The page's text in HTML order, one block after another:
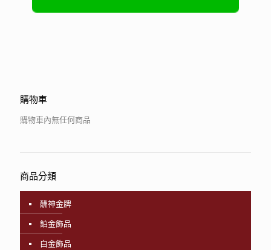
購物車
購物車內無任何商品
商品分類
酬神金牌
鉑金飾品
白金飾品